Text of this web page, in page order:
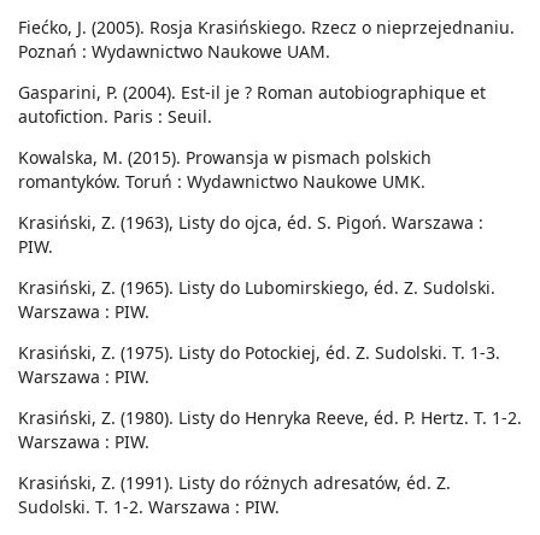
Fiećko, J. (2005). Rosja Krasińskiego. Rzecz o nieprzejednaniu.
Poznań : Wydawnictwo Naukowe UAM.
Gasparini, P. (2004). Est-il je ? Roman autobiographique et
autofiction. Paris : Seuil.
Kowalska, M. (2015). Prowansja w pismach polskich
romantyków. Toruń : Wydawnictwo Naukowe UMK.
Krasiński, Z. (1963), Listy do ojca, éd. S. Pigoń. Warszawa :
PIW.
Krasiński, Z. (1965). Listy do Lubomirskiego, éd. Z. Sudolski.
Warszawa : PIW.
Krasiński, Z. (1975). Listy do Potockiej, éd. Z. Sudolski. T. 1-3.
Warszawa : PIW.
Krasiński, Z. (1980). Listy do Henryka Reeve, éd. P. Hertz. T. 1-2.
Warszawa : PIW.
Krasiński, Z. (1991). Listy do różnych adresatów, éd. Z.
Sudolski. T. 1-2. Warszawa : PIW.